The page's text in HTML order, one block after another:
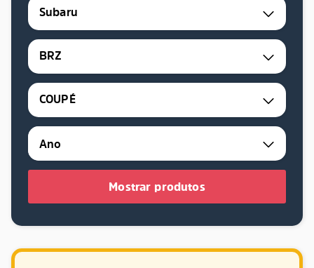
Subaru
BRZ
COUPÉ
Mostrar produtos